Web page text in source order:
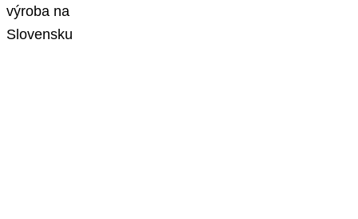
výroba na
Slovensku